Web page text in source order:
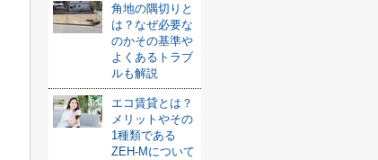
角地の隅切りと
は？なぜ必要な
のかその基準や
よくあるトラブ
ルも解説
エコ賃貸とは？
メリットやその
1種類である
ZEH-Mについて